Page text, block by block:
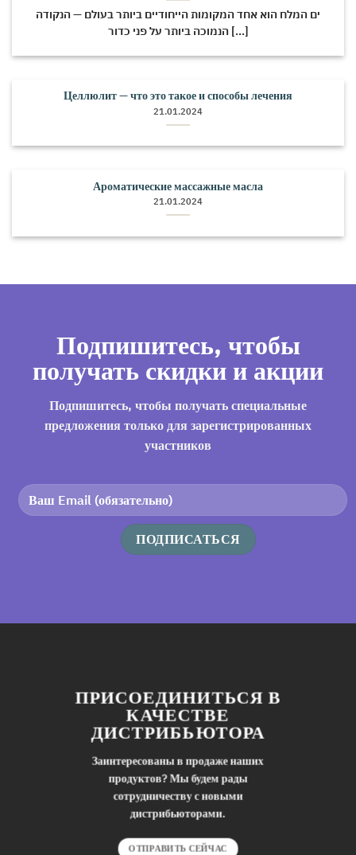
ים המלח הוא אחד המקומות הייחודיים ביותר בעולם — הנקודה
הנמוכה ביותר על פני כדור [...]
Целлюлит — что это такое и способы лечения
21.01.2024
Ароматические массажные масла
21.01.2024
Подпишитесь, чтобы
получать скидки и акции
Подпишитесь, чтобы получать специальные
предложения только для зарегистрированных
участников
ПРИСОЕДИНИТЬСЯ В
КАЧЕСТВЕ
ДИСТРИБЬЮТОРА
Заинтересованы в продаже наших
продуктов? Мы будем рады
сотрудничеству с новыми
дистрибьюторами.
ОТПРАВИТЬ СЕЙЧАС